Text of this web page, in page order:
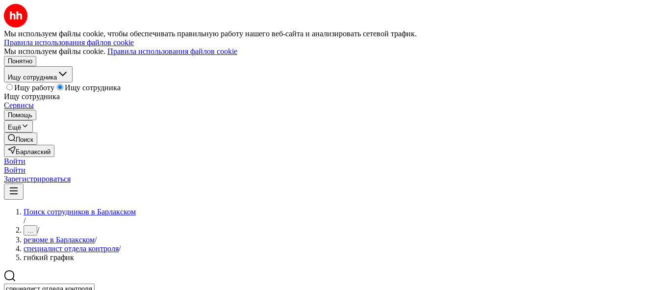
Мы используем файлы cookie, чтобы обеспечивать правильную работу нашего веб-сайта и анализировать сетевой трафик.
Правила использования файлов cookie
Мы используем файлы cookie. Правила использования файлов cookie
Понятно
Ищу сотрудника
Ищу работу
Ищу сотрудника
Ищу сотрудника
Сервисы
Помощь
Ещё
Поиск
Барлакский
Войти
Войти
Зарегистрироваться
Поиск сотрудников в Барлакском
/
... /
резюме в Барлакском/
специалист отдела контроля/
гибкий график